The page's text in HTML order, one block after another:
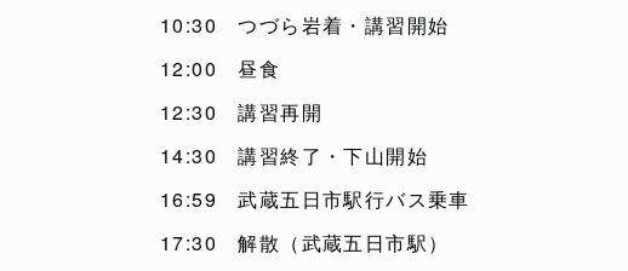
10:30 つづら岩着・講習開始
12:00 昼食
12:30 講習再開
14:30 講習終了・下山開始
16:59 武蔵五日市駅行バス乗車
17:30 解散（武蔵五日市駅）